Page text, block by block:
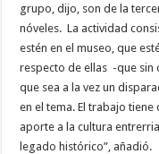
grupo, dijo, son de la
nóveles. La actividad
estén en el museo, que
respecto de ellas -que sin
que sea a la vez un
en el tema. El trabajo
aporte a la cultura
legado histórico”, añadió.